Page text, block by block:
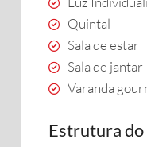
Quintal
Sala de estar
Sala de jantar
Varanda
Estrutura